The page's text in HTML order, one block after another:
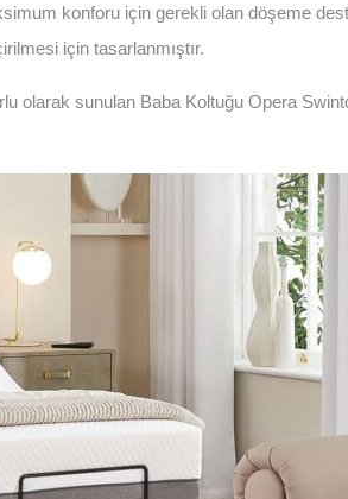
konforu için gerekli olan döşeme
için tasarlanmıştır.
olarak sunulan Baba Koltuğu Opera